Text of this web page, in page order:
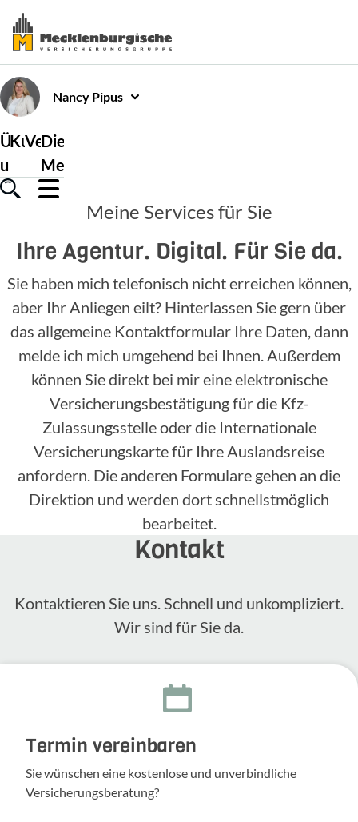
Nancy Pipus
Über
uns
Kundenservice
Versicherungen
Die
Mecklenburgische
Meine Services für Sie
Ihre Agentur. Digital. Für Sie da.
Sie haben mich telefonisch nicht erreichen können,
aber Ihr Anliegen eilt? Hinterlassen Sie gern über
das allgemeine Kontaktformular Ihre Daten, dann
melde ich mich umgehend bei Ihnen. Außerdem
können Sie direkt bei mir eine elektronische
Versicherungsbestätigung für die Kfz-
Zulassungsstelle oder die Internationale
Versicherungskarte für Ihre Auslandsreise
anfordern. Die anderen Formulare gehen an die
Direktion und werden dort schnellstmöglich
bearbeitet.
Kontakt
Kontak­tieren Sie uns. Schnell und unkom­pli­ziert.
Wir sind für Sie da.
Termin vereinbaren
Sie wünschen eine kostenlose und unverbindliche
Versicherungsberatung?